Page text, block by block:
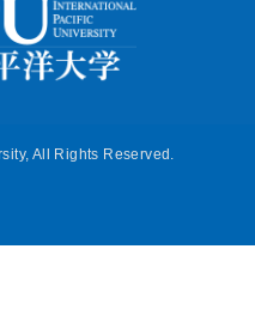
All Rights Reserved.